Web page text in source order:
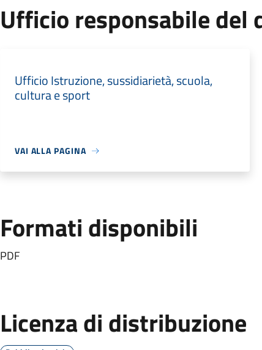
Ufficio responsabile del
Ufficio Istruzione, sussidiarietà, scuola,
cultura e sport
VAI ALLA PAGINA
Formati disponibili
PDF
Licenza di distribuzione